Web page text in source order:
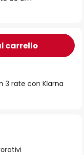
carrello
3 rate con Klarna